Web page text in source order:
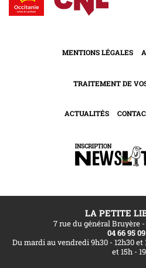
MENTIONS LÉGALES
TRAITEMENT DE
ACTUALITÉS
LA PETITE
7 rue du général Bruyère
04 66 95
Du mardi au vendredi 9h30 - 12h30 et
et 15h -